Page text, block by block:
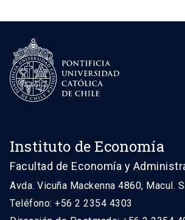
Instituto de Economía
Facultad de Economía y
Avda. Vicuña Mackenna 4860, Macul.
Teléfono: +56 2 2354 4303